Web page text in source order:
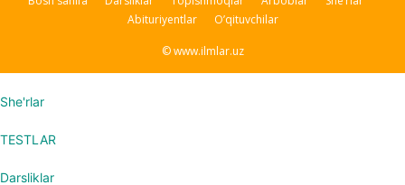
Abituriyentlar
O’qituvchilar
© www.ilmlar.uz
She'rlar
TESTLAR
Darsliklar